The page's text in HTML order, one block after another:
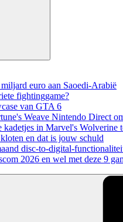
euro aan Saoedi-Arabië
fightinggame?
van GTA 6
Weave Nintendo Direct
kadetjes in Marvel's Wolverine
en dat is jouw schuld
disc-to-digital-
2026 en wel met deze 9